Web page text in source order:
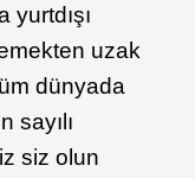
yurtdışı
uzak
dünyada
sayılı
siz olun